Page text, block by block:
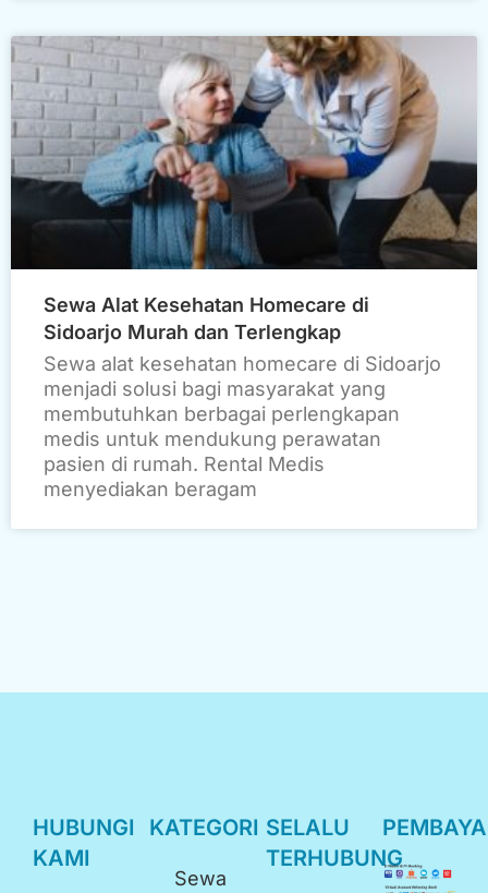
Sewa Alat Kesehatan Homecare di
Sidoarjo Murah dan Terlengkap
Sewa alat kesehatan homecare di Sidoarjo
menjadi solusi bagi masyarakat yang
membutuhkan berbagai perlengkapan
medis untuk mendukung perawatan
pasien di rumah. Rental Medis
menyediakan beragam
HUBUNGI
KAMI
KATEGORI
Sewa
SELALU
TERHUBUNG